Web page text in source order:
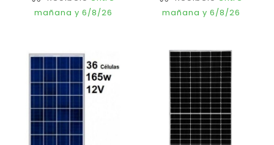
mañana y 6/8/26
mañana y 6/8/26